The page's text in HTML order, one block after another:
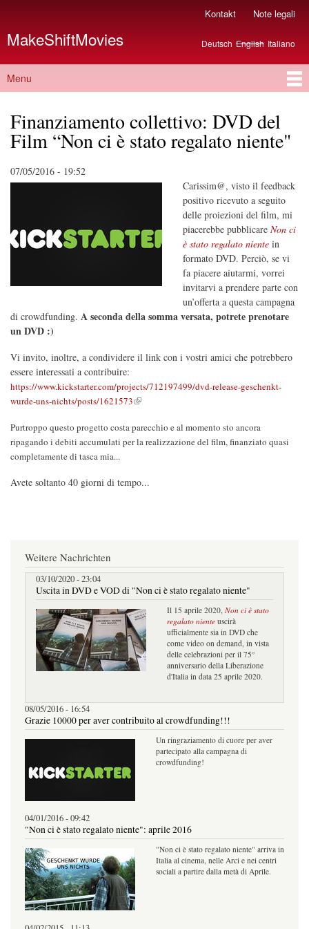
principale
Kontakt Note legali
MakeShiftMovies Deutsch English Italiano
Menu principale
Menu
Finanziamento collettivo: DVD del
Film “Non ci è stato regalato niente"
07/05/2016 - 19:52
Carissim@, visto il feedback
positivo ricevuto a seguito
delle proiezioni del film, mi
piacerebbe pubblicare Non ci
è stato regalato niente in
formato DVD. Perciò, se vi
fa piacere aiutarmi, vorrei
invitarvi a prendere parte con
un’offerta a questa campagna
di crowdfunding. A seconda della somma versata, potrete prenotare
un DVD :)
Vi invito, inoltre, a condividere il link con i vostri amici che potrebbero
essere interessati a contribuire:
https://www.kickstarter.com/projects/712197499/dvd-release-geschenkt-
wurde-uns-nichts/posts/1621573
(link is external)
Purtroppo questo progetto costa parecchio e al momento sto ancora
ripagando i debiti accumulati per la realizzazione del film, finanziato quasi
completamente di tasca mia...
Avete soltanto 40 giorni di tempo...
Weitere Nachrichten
03/10/2020 - 23:04
Uscita in DVD e VOD di "Non ci è stato regalato niente"
Il 15 aprile 2020, Non ci è stato
regalato niente uscirà
ufficialmente sia in DVD che
come video on demand, in vista
delle celebrazioni per il 75°
anniversario della Liberazione
d'Italia in data 25 aprile 2020.
08/05/2016 - 16:54
Grazie 10000 per aver contribuito al crowdfunding!!!
Un ringraziamento di cuore per aver
partecipato alla campagna di
crowdfunding!
04/01/2016 - 09:42
"Non ci è stato regalato niente": aprile 2016
"Non ci è stato regalato niente" arriva in
Italia al cinema, nelle Arci e nei centri
sociali a partire dalla metà di Aprile.